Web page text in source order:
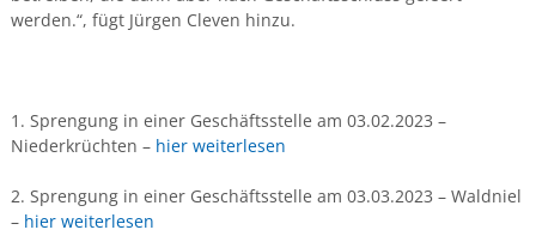
werden.“, fügt Jürgen Cleven hinzu.
1. Sprengung in einer Geschäftsstelle am 03.02.2023 –
Niederkrüchten – hier weiterlesen
2. Sprengung in einer Geschäftsstelle am 03.03.2023 – Waldniel
– hier weiterlesen